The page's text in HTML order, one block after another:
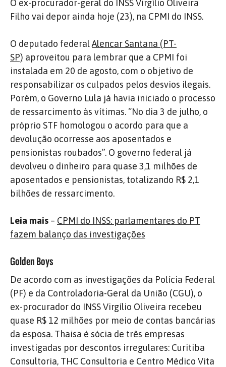
O ex-procurador-geral do INSS Virgílio Oliveira
Filho vai depor ainda hoje (23), na CPMI do INSS.
O deputado federalAlencar Santana (PT-
SP) aproveitou para lembrar que a CPMI foi
instalada em 20 de agosto, com o objetivo de
responsabilizar os culpados pelos desvios ilegais.
Porém, o Governo Lula já havia iniciado o processo
de ressarcimento às vítimas. “No dia 3 de julho, o
próprio STF homologou o acordo para que a
devolução ocorresse aos aposentados e
pensionistas roubados”. O governo federal já
devolveu o dinheiro para quase 3,1 milhões de
aposentados e pensionistas, totalizando R$ 2,1
bilhões de ressarcimento.
Leia mais – CPMI do INSS: parlamentares do PT
fazem balanço das investigações
Golden Boys
De acordo com as investigações da Polícia Federal
(PF) e da Controladoria-Geral da União (CGU), o
ex-procurador do INSS Virgílio Oliveira recebeu
quase R$ 12 milhões por meio de contas bancárias
da esposa. Thaisa é sócia de três empresas
investigadas por descontos irregulares: Curitiba
Consultoria, THC Consultoria e Centro Médico Vita